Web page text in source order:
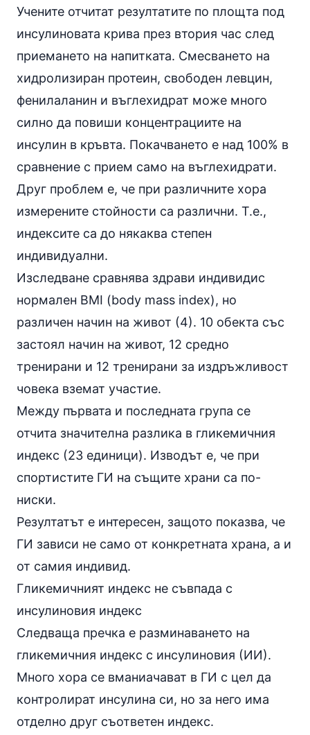
Учените отчитат резултатите по площта под
инсулиновата крива през втория час след
приемането на напитката. Смесването на
хидролизиран протеин, свободен левцин,
фенилаланин и въглехидрат може много
силно да повиши концентрациите на
инсулин в кръвта. Покачването е над 100% в
сравнение с прием само на въглехидрати.
Друг проблем е, че при различните хора
измерените стойности са различни. Т.е.,
индексите са до някаква степен
индивидуални.
Изследване сравнява здрави индивидис
нормален BMI (body mass index), но
различен начин на живот (4). 10 обекта със
застоял начин на живот, 12 средно
тренирани и 12 тренирани за издръжливост
човека вземат участие.
Между първата и последната група се
отчита значителна разлика в гликемичния
индекс (23 единици). Изводът е, че при
спортистите ГИ на същите храни са по-
ниски.
Резултатът е интересен, защото показва, че
ГИ зависи не само от конкретната храна, а и
от самия индивид.
Гликемичният индекс не съвпада с
инсулиновия индекс
Следваща пречка е разминаването на
гликемичния индекс с инсулиновия (ИИ).
Много хора се вманиачават в ГИ с цел да
контролират инсулина си, но за него има
отделно друг съответен индекс.